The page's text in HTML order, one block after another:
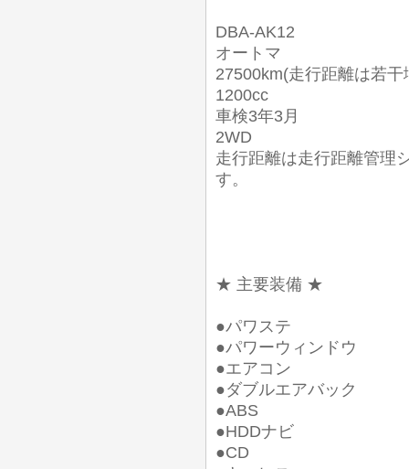
DBA-AK12
オートマ
27500km(走行距離は若干
1200cc
車検3年3月
2WD
走行距離は走行距離管理
す。
★ 主要装備 ★
●パワステ
●パワーウィンドウ
●エアコン
●ダブルエアバック
●ABS
●HDDナビ
●CD